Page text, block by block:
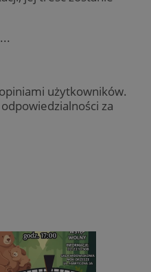
użytkowników.
za